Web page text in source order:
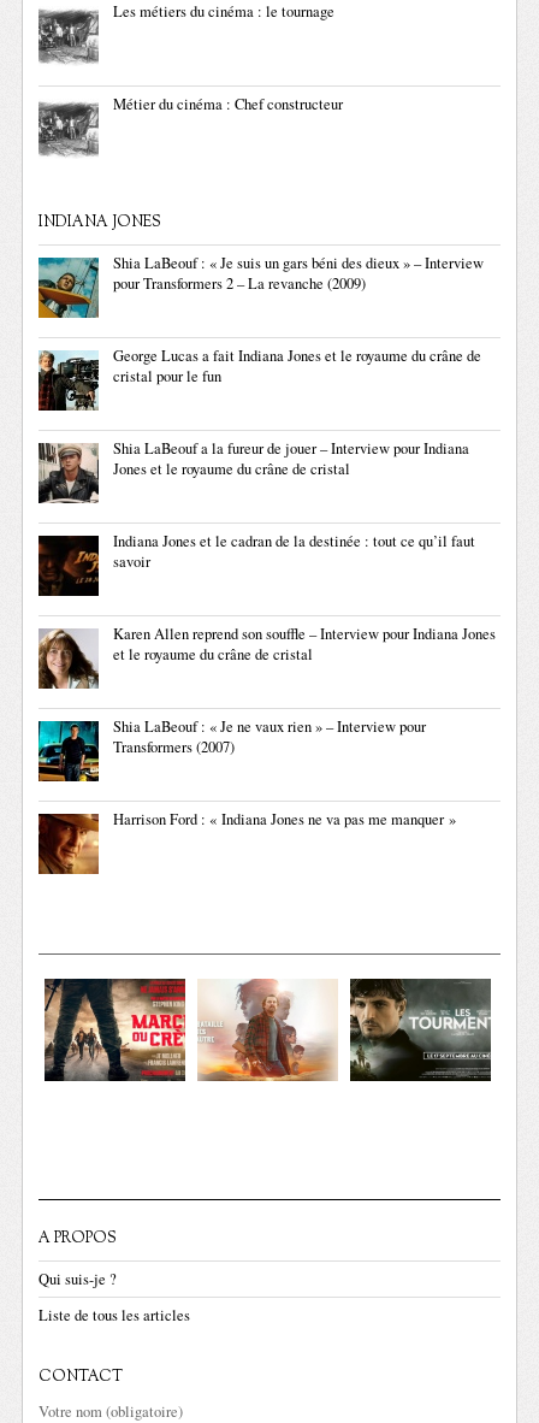
Les métiers du cinéma : le tournage
Métier du cinéma : Chef constructeur
INDIANA JONES
Shia LaBeouf : « Je suis un gars béni des dieux » – Interview
pour Transformers 2 – La revanche (2009)
George Lucas a fait Indiana Jones et le royaume du crâne de
cristal pour le fun
Shia LaBeouf a la fureur de jouer – Interview pour Indiana
Jones et le royaume du crâne de cristal
Indiana Jones et le cadran de la destinée : tout ce qu’il faut
savoir
Karen Allen reprend son souffle – Interview pour Indiana Jones
et le royaume du crâne de cristal
Shia LaBeouf : « Je ne vaux rien » – Interview pour
Transformers (2007)
Harrison Ford : « Indiana Jones ne va pas me manquer »
A PROPOS
Qui suis-je ?
Liste de tous les articles
CONTACT
Votre nom (obligatoire)